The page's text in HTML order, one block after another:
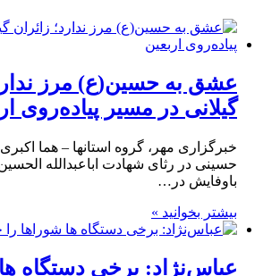
عشق به حسین(ع) مرز
گیلانی در مسیر پیاده‌روی
خبرگزاری مهر، گروه استانها – هما
حسینی در رثای شهادت اباعبدالله
باوفایش در…
بیشتر بخوانید »
عباس‌نژاد: برخی دستگاه‌ ها